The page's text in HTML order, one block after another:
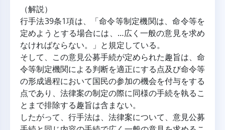
（解説）
行手法39条1項は、「命令等制定機関は、命令等を
定めようとする場合には、…広く一般の意見を求め
なければならない。」と規定している。
そして、この意見公募手続が定められた趣旨は、命
令等制定機関による判断を適正にする点及び命令等
の形成過程において国民の参加の機会を付与をする
点であり、法律案の制定の際に同様の手続を執るこ
とまで排除する趣旨は含まない。
したがって、行手法は、法律案について、意見公募